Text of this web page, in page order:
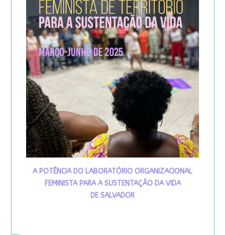
A POTÊNCIA DO LABORATÓRIO ORGANIZACIONAL
FEMINISTA PARA A SUSTENTAÇÃO DA VIDA
DE SALVADOR